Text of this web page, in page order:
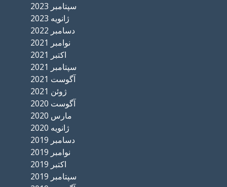
سپتامبر 2023
ژانویه 2023
دسامبر 2022
نوامبر 2021
اکتبر 2021
سپتامبر 2021
آگوست 2021
ژوئن 2021
آگوست 2020
مارس 2020
ژانویه 2020
دسامبر 2019
نوامبر 2019
اکتبر 2019
سپتامبر 2019